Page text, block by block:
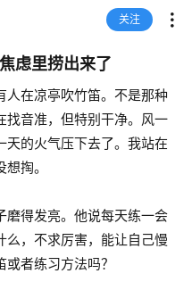
关注
虑里捞出来了
人在凉亭吹竹笛。不是那种
找音准，但特别干净。风一
天的火气压下去了。我站在
掏。
磨得发亮。他说每天练一会
么，不求厉害，能让自己慢
者练习方法吗？